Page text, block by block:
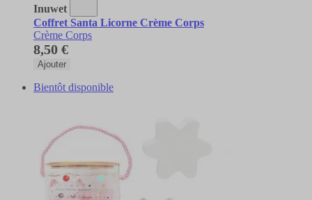
Inuwet
Coffret Santa Licorne Crème Corps
Crème Corps
8,50 €
Ajouter
Bientôt disponible